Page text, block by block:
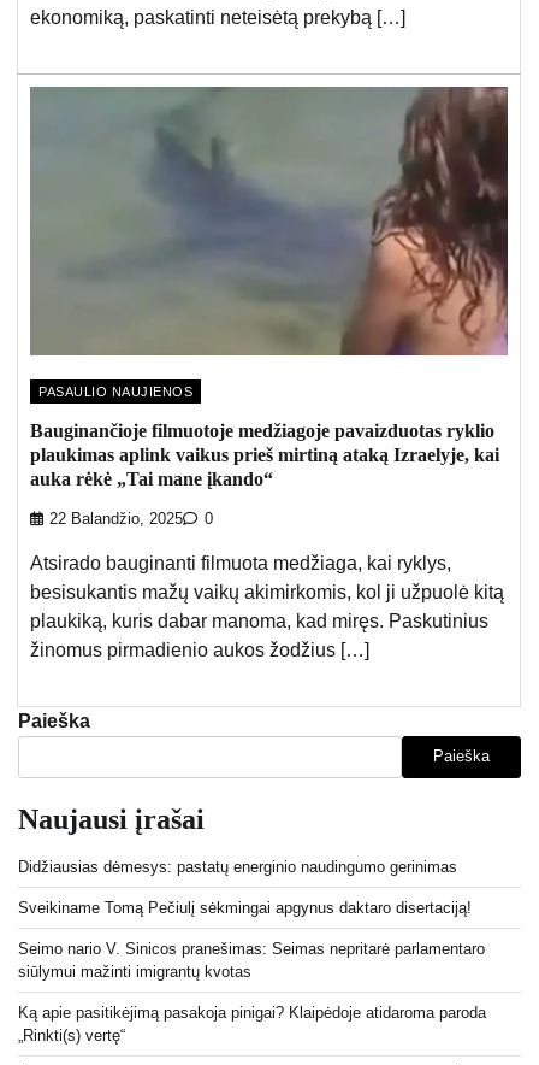
ekonomiką, paskatinti neteisėtą prekybą […]
PASAULIO NAUJIENOS
Bauginančioje filmuotoje medžiagoje pavaizduotas ryklio
plaukimas aplink vaikus prieš mirtiną ataką Izraelyje, kai
auka rėkė „Tai mane įkando“
22 Balandžio, 2025 0
Atsirado bauginanti filmuota medžiaga, kai ryklys,
besisukantis mažų vaikų akimirkomis, kol ji užpuolė kitą
plaukiką, kuris dabar manoma, kad miręs. Paskutinius
žinomus pirmadienio aukos žodžius […]
Paieška
Paieška
Naujausi įrašai
Didžiausias dėmesys: pastatų energinio naudingumo gerinimas
Sveikiname Tomą Pečiulį sėkmingai apgynus daktaro disertaciją!
Seimo nario V. Sinicos pranešimas: Seimas nepritarė parlamentaro
siūlymui mažinti imigrantų kvotas
Ką apie pasitikėjimą pasakoja pinigai? Klaipėdoje atidaroma paroda
„Rinkti(s) vertę“